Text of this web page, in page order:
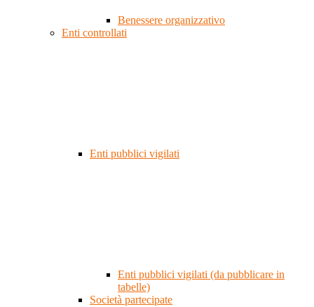
Benessere organizzativo
Enti controllati
Enti pubblici vigilati
Enti pubblici vigilati (da pubblicare in
tabelle)
Società partecipate